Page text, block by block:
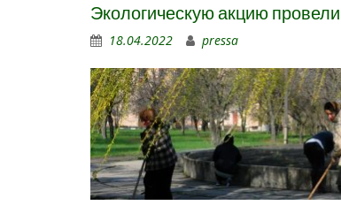
Экологическую акцию
18.04.2022 pressa